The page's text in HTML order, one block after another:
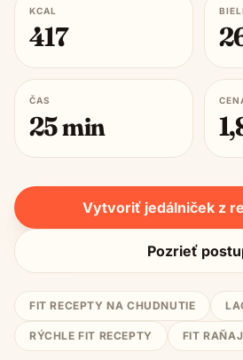
KCAL
417
ČAS
25min
Vytvoriť jedálniček z
Pozrieť
FIT RECEPTY NA CHUDNUTIE
RÝCHLE FIT RECEPTY FIT